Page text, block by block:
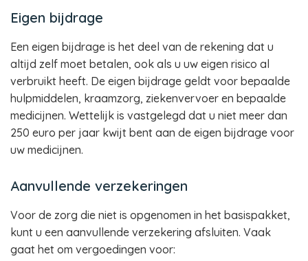
Eigen bijdrage
Een eigen bijdrage is het deel van de rekening dat u
altijd zelf moet betalen, ook als u uw eigen risico al
verbruikt heeft. De eigen bijdrage geldt voor bepaalde
hulpmiddelen, kraamzorg, ziekenvervoer en bepaalde
medicijnen. Wettelijk is vastgelegd dat u niet meer dan
250 euro per jaar kwijt bent aan de eigen bijdrage voor
uw medicijnen.
Aanvullende verzekeringen
Voor de zorg die niet is opgenomen in het basispakket,
kunt u een aanvullende verzekering afsluiten. Vaak
gaat het om vergoedingen voor: